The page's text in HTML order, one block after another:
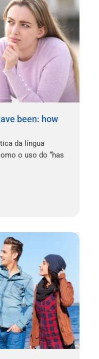
been: how
da língua
o uso do “has